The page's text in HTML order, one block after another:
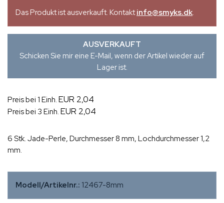
Das Produkt ist ausverkauft. Kontaktinfo@smyks.dk.
AUSVERKAUFT
Schicken Sie mir eine E-Mail, wenn der Artikel wieder auf
Lager ist.
Preis bei 1 Einh. EUR 2,04
Preis bei 3 Einh. EUR 2,04
6 Stk. Jade-Perle, Durchmesser 8 mm, Lochdurchmesser 1,2
mm.
Modell/Artikelnr.: 12467-8mm